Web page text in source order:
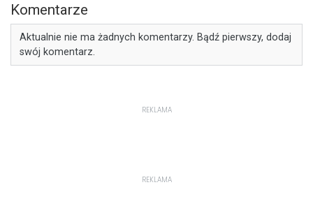
Komentarze
Aktualnie nie ma żadnych komentarzy. Bądź pierwszy, dodaj
swój komentarz.
REKLAMA
REKLAMA